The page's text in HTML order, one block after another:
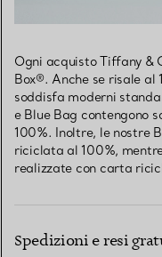
Ogni acquisto Tiffany &
Box®. Anche se risale al
soddisfa moderni
e Blue Bag contengono
100%. Inoltre, le nostre
riciclata al 100%,
realizzate con carta
Spedizioni e resi